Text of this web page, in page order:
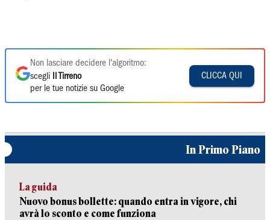
Non lasciare decidere l'algoritmo:
scegli
Il Tirreno
per le tue notizie su Google
CLICCA QUI
In Primo Piano
La guida
Nuovo bonus bollette: quando entra in vigore, chi
avrà lo sconto e come funziona